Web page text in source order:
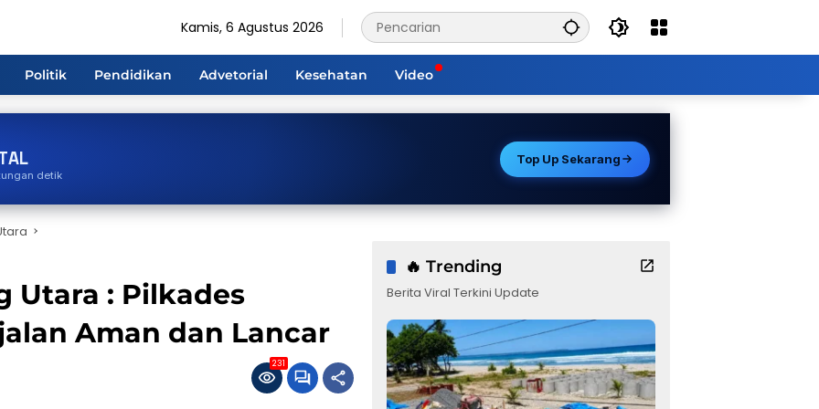
Kamis, 6 Agustus 2026
Politik Pendidikan Advetorial Kesehatan Video
detik
Top Up Sekarang
Utara : Pilkades
Aman dan Lancar
231
🔥 Trending
Berita Viral Terkini Update